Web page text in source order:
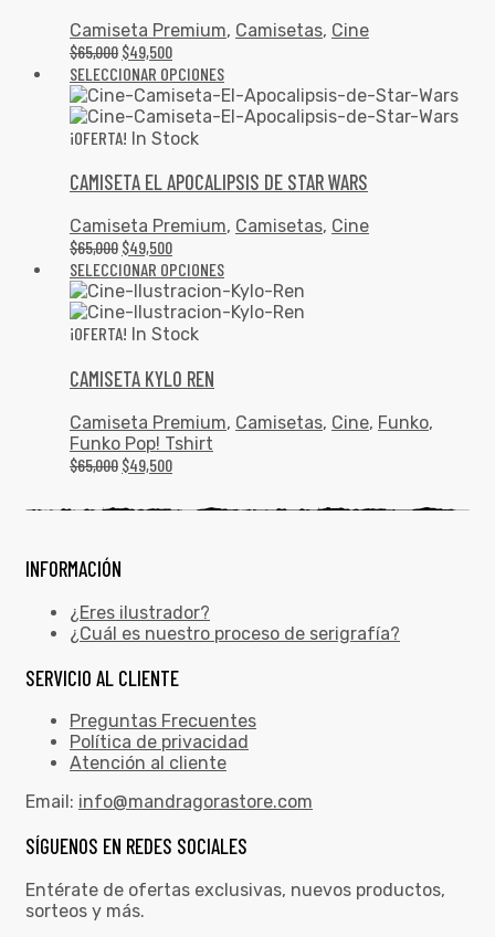
Camiseta Premium, Camisetas, Cine
$65,000 $49,500
SELECCIONAR OPCIONES
¡OFERTA! In Stock
CAMISETA EL APOCALIPSIS DE STAR WARS
Camiseta Premium, Camisetas, Cine
$65,000 $49,500
SELECCIONAR OPCIONES
¡OFERTA! In Stock
CAMISETA KYLO REN
Camiseta Premium, Camisetas, Cine, Funko,
Funko Pop! Tshirt
$65,000 $49,500
INFORMACIÓN
¿Eres ilustrador?
¿Cuál es nuestro proceso de serigrafía?
SERVICIO AL CLIENTE
Preguntas Frecuentes
Política de privacidad
Atención al cliente
Email: info@mandragorastore.com
SÍGUENOS EN REDES SOCIALES
Entérate de ofertas exclusivas, nuevos productos,
sorteos y más.